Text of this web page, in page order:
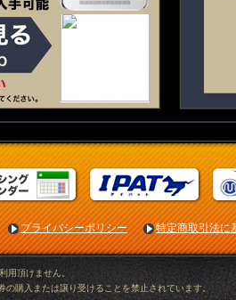
プライバシーポリシー 特定商取引法に
用頂けません。
購入または譲り受けることを禁止されています。